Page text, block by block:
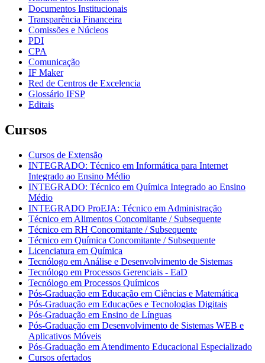
Documentos Institucionais
Transparência Financeira
Comissões e Núcleos
PDI
CPA
Comunicação
IF Maker
Red de Centros de Excelencia
Glossário IFSP
Editais
Cursos
Cursos de Extensão
INTEGRADO: Técnico em Informática para Internet
Integrado ao Ensino Médio
INTEGRADO: Técnico em Química Integrado ao Ensino
Médio
INTEGRADO ProEJA: Técnico em Administração
Técnico em Alimentos Concomitante / Subsequente
Técnico em RH Concomitante / Subsequente
Técnico em Química Concomitante / Subsequente
Licenciatura em Química
Tecnólogo em Análise e Desenvolvimento de Sistemas
Tecnólogo em Processos Gerenciais - EaD
Tecnólogo em Processos Químicos
Pós-Graduação em Educação em Ciências e Matemática
Pós-Graduação em Educações e Tecnologias Digitais
Pós-Graduação em Ensino de Línguas
Pós-Graduação em Desenvolvimento de Sistemas WEB e
Aplicativos Móveis
Pós-Graduação em Atendimento Educacional Especializado
Cursos ofertados